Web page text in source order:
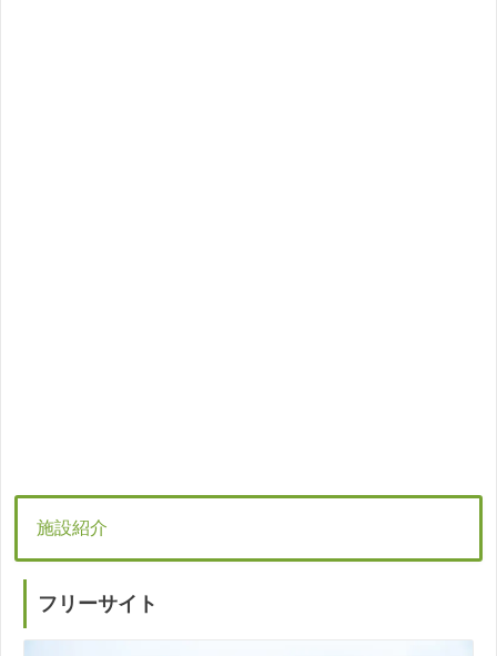
施設紹介
フリーサイト